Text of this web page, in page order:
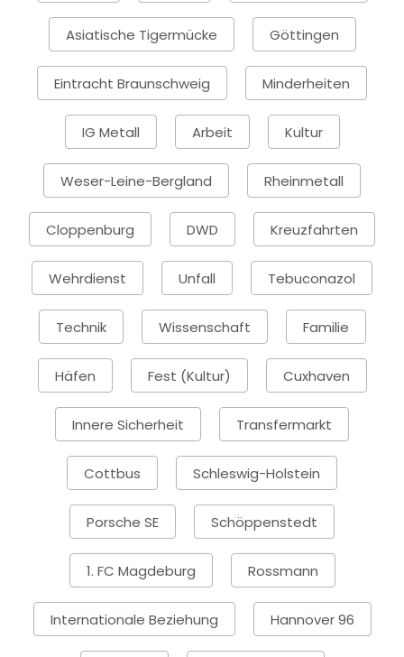
Asiatische Tigermücke Göttingen
Eintracht Braunschweig Minderheiten
IG Metall Arbeit Kultur
Weser-Leine-Bergland Rheinmetall
Cloppenburg DWD Kreuzfahrten
Wehrdienst Unfall Tebuconazol
Technik Wissenschaft Familie
Häfen Fest (Kultur) Cuxhaven
Innere Sicherheit Transfermarkt
Cottbus Schleswig-Holstein
Porsche SE Schöppenstedt
1. FC Magdeburg Rossmann
Internationale Beziehung Hannover 96